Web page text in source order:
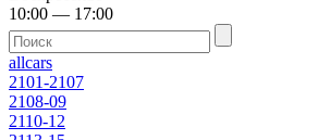
10:00 — 17:00
allcars
2101-2107
2108-09
2110-12